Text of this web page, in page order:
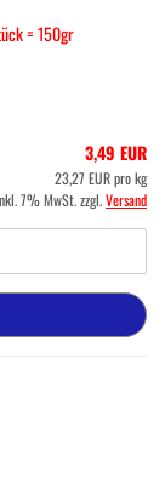
= 150gr
3,49 EUR
23,27 EUR pro kg
7% MwSt. zzgl.Versand